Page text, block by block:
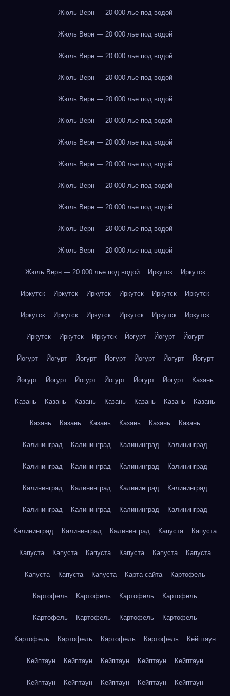
Жюль Верн — 20 000 лье под водой
Жюль Верн — 20 000 лье под водой
Жюль Верн — 20 000 лье под водой
Жюль Верн — 20 000 лье под водой
Жюль Верн — 20 000 лье под водой
Жюль Верн — 20 000 лье под водой
Жюль Верн — 20 000 лье под водой
Жюль Верн — 20 000 лье под водой
Жюль Верн — 20 000 лье под водой
Жюль Верн — 20 000 лье под водой
Жюль Верн — 20 000 лье под водой
Жюль Верн — 20 000 лье под водой
Жюль Верн — 20 000 лье под водой Иркутск Иркутск
Иркутск Иркутск Иркутск Иркутск Иркутск Иркутск
Иркутск Иркутск Иркутск Иркутск Иркутск Иркутск
Иркутск Иркутск Иркутск Йогурт Йогурт Йогурт
Йогурт Йогурт Йогурт Йогурт Йогурт Йогурт Йогурт
Йогурт Йогурт Йогурт Йогурт Йогурт Йогурт Казань
Казань Казань Казань Казань Казань Казань Казань
Казань Казань Казань Казань Казань Казань
Калининград Калининград Калининград Калининград
Калининград Калининград Калининград Калининград
Калининград Калининград Калининград Калининград
Калининград Калининград Калининград Калининград
Калининград Калининград Калининград Капуста Капуста
Капуста Капуста Капуста Капуста Капуста Капуста
Капуста Капуста Капуста Карта сайта Картофель
Картофель Картофель Картофель Картофель
Картофель Картофель Картофель Картофель
Картофель Картофель Картофель Картофель Кейптаун
Кейптаун Кейптаун Кейптаун Кейптаун Кейптаун
Кейптаун Кейптаун Кейптаун Кейптаун Кейптаун